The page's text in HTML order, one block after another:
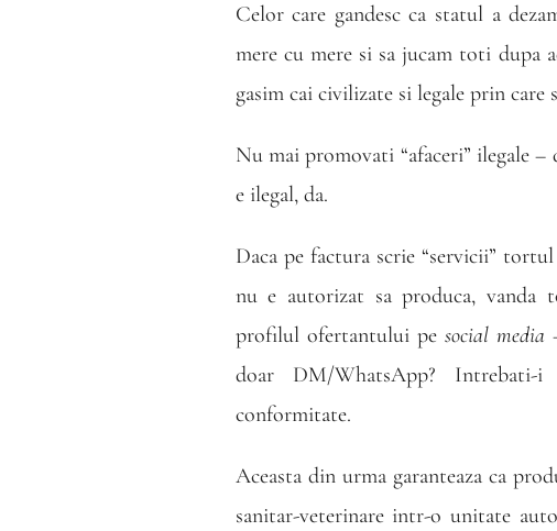
Celor care gandesc ca statul a
mere cu mere si sa jucam toti dupa
gasim cai civilizate si legale prin care
Nu mai promovati “afaceri” ilegale –
e ilegal, da.
Daca pe factura scrie “servicii”
nu e autorizat sa produca,
profilul ofertantului pe social media
doar DM/WhatsApp?
conformitate.
Aceasta din urma garanteaza ca
sanitar-veterinare intr-o unitate